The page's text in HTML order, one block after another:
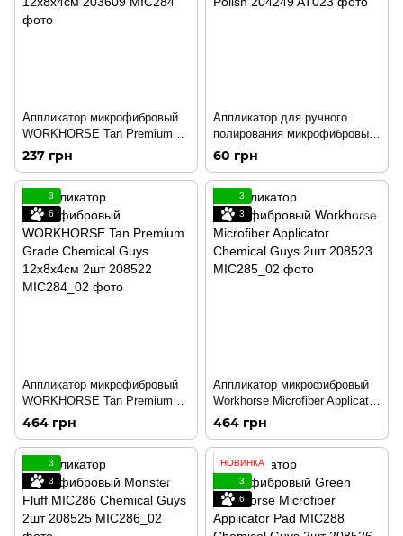
Аппликатор микрофибровый
WORKHORSE Tan Premium
Grade Chemical Guys
12x8x4см 203609
237 грн
Аппликатор для ручного
полирования микрофибровый
12х8х3,5мм AutoTaigu Hand
Polish 204249
60 грн
3
6
Аппликатор микрофибровый
WORKHORSE Tan Premium
Grade Chemical Guys
12x8x4см 2шт 208522
464 грн
3
3
Аппликатор микрофибровый
Workhorse Microfiber Applicator
Chemical Guys 2шт 208523
464 грн
3
3
НОВИНКА
3
6